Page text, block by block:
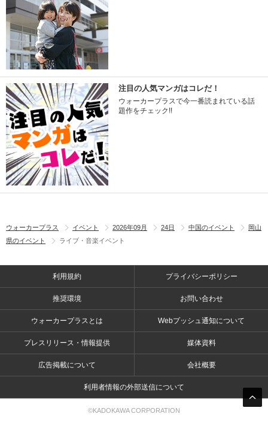
注目の人気マンガはコレだ！
ウォーカープラスで今一番読まれている話
題作をチェック!!
ウォーカープラス イベント 2026年09月 24日 中国のイベント
岡山
県のイベント
ライブ・音楽イベント
利用規約 プライバシーポリシー
推奨環境 お問い合わせ
ウォーカープラスとは Webプッシュ通知について
プレスリリース・情報提供 媒体資料
広告掲載について 会社概要
利用者情報の外部送信について
©KADOKAWA CORPORATION